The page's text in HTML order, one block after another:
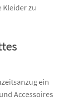
zu
ein
Accessoires